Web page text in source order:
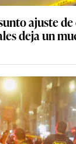
ajuste
deja un